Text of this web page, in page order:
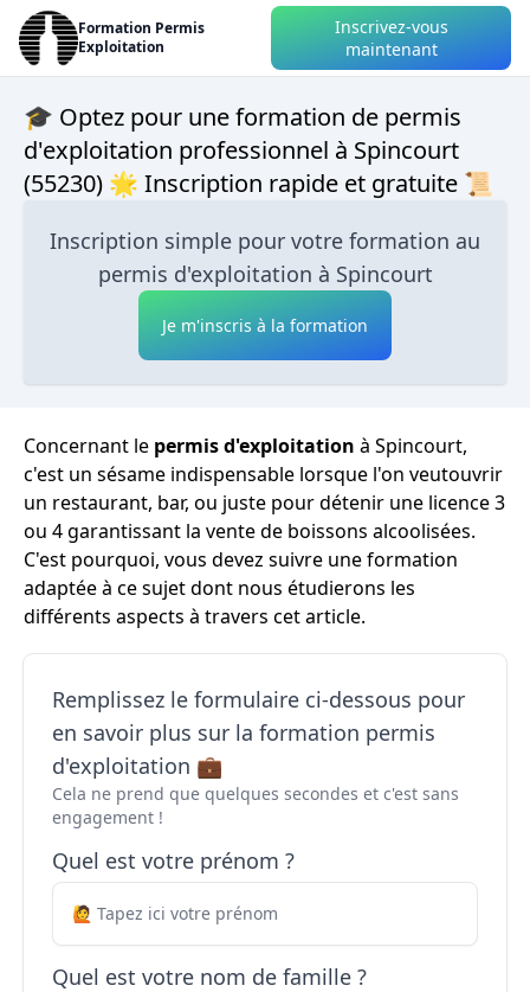
Formation Permis
Exploitation
Inscrivez-vous
maintenant
🎓 Optez pour une formation de permis
d'exploitation professionnel à Spincourt
(55230) 🌟 Inscription rapide et gratuite 📜
Inscription simple pour votre formation au
permis d'exploitation à Spincourt
Je m'inscris à la formation
Concernant le permis d'exploitation à Spincourt,
c'est un sésame indispensable lorsque l'on veutouvrir
un restaurant, bar, ou juste pour détenir une licence 3
ou 4 garantissant la vente de boissons alcoolisées.
C'est pourquoi, vous devez suivre une formation
adaptée à ce sujet dont nous étudierons les
différents aspects à travers cet article.
Remplissez le formulaire ci-dessous pour
en savoir plus sur la formation permis
d'exploitation 💼
Cela ne prend que quelques secondes et c'est sans
engagement !
Quel est votre prénom ?
Quel est votre nom de famille ?